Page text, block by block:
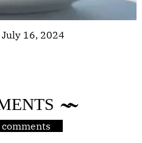
July 16, 2024